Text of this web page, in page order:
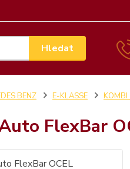
Hledat
BENZ E-KLASSE
FlexBar